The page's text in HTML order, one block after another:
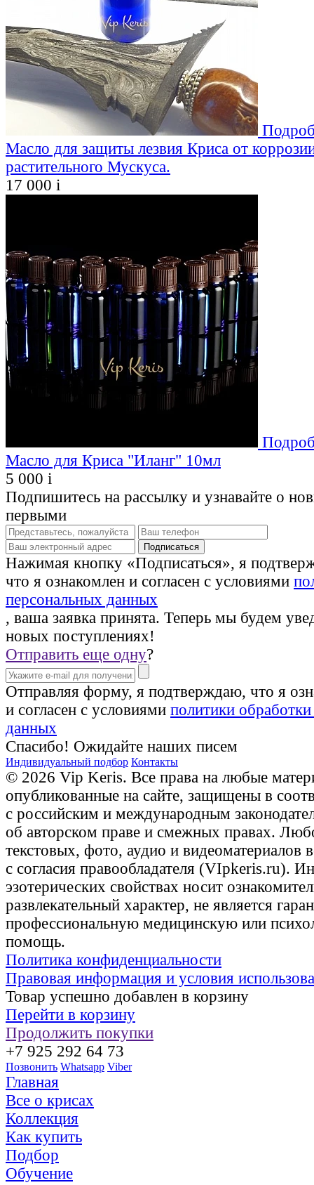
Масло для защиты лезвия Криса от
растительного Мускуса.
17 000 i
Масло для Криса "Иланг" 10мл
5 000 i
Подпишитесь на рассылку и узнавайте о
первыми
Нажимая кнопку «Подписаться», я
что я ознакомлен и согласен с условиями
персональных данных
, ваша заявка принята. Теперь мы будем
новых поступлениях!
Отправить еще одну?
Отправляя форму, я подтверждаю, что я
и согласен с условиями политики
данных
Спасибо! Ожидайте наших писем
Индивидуальный подбор Контакты
© 2026 Vip Keris. Все права на любые
опубликованные на сайте, защищены в
с российским и международным
об авторском праве и смежных правах.
текстовых, фото, аудио и видеоматериалов
с согласия правообладателя (VIpkeris.ru).
эзотерических свойствах носит
развлекательный характер, не является
профессиональную медицинскую или
помощь.
Политика конфиденциальности
Правовая информация и условия
Товар успешно добавлен в корзину
Перейти в корзину
Продолжить покупки
+7 925 292 64 73
Позвонить Whatsapp Viber
Главная
Все о крисах
Коллекция
Как купить
Подбор
Обучение